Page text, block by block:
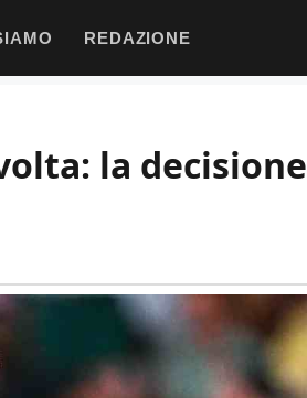
REDAZIONE
la decisione